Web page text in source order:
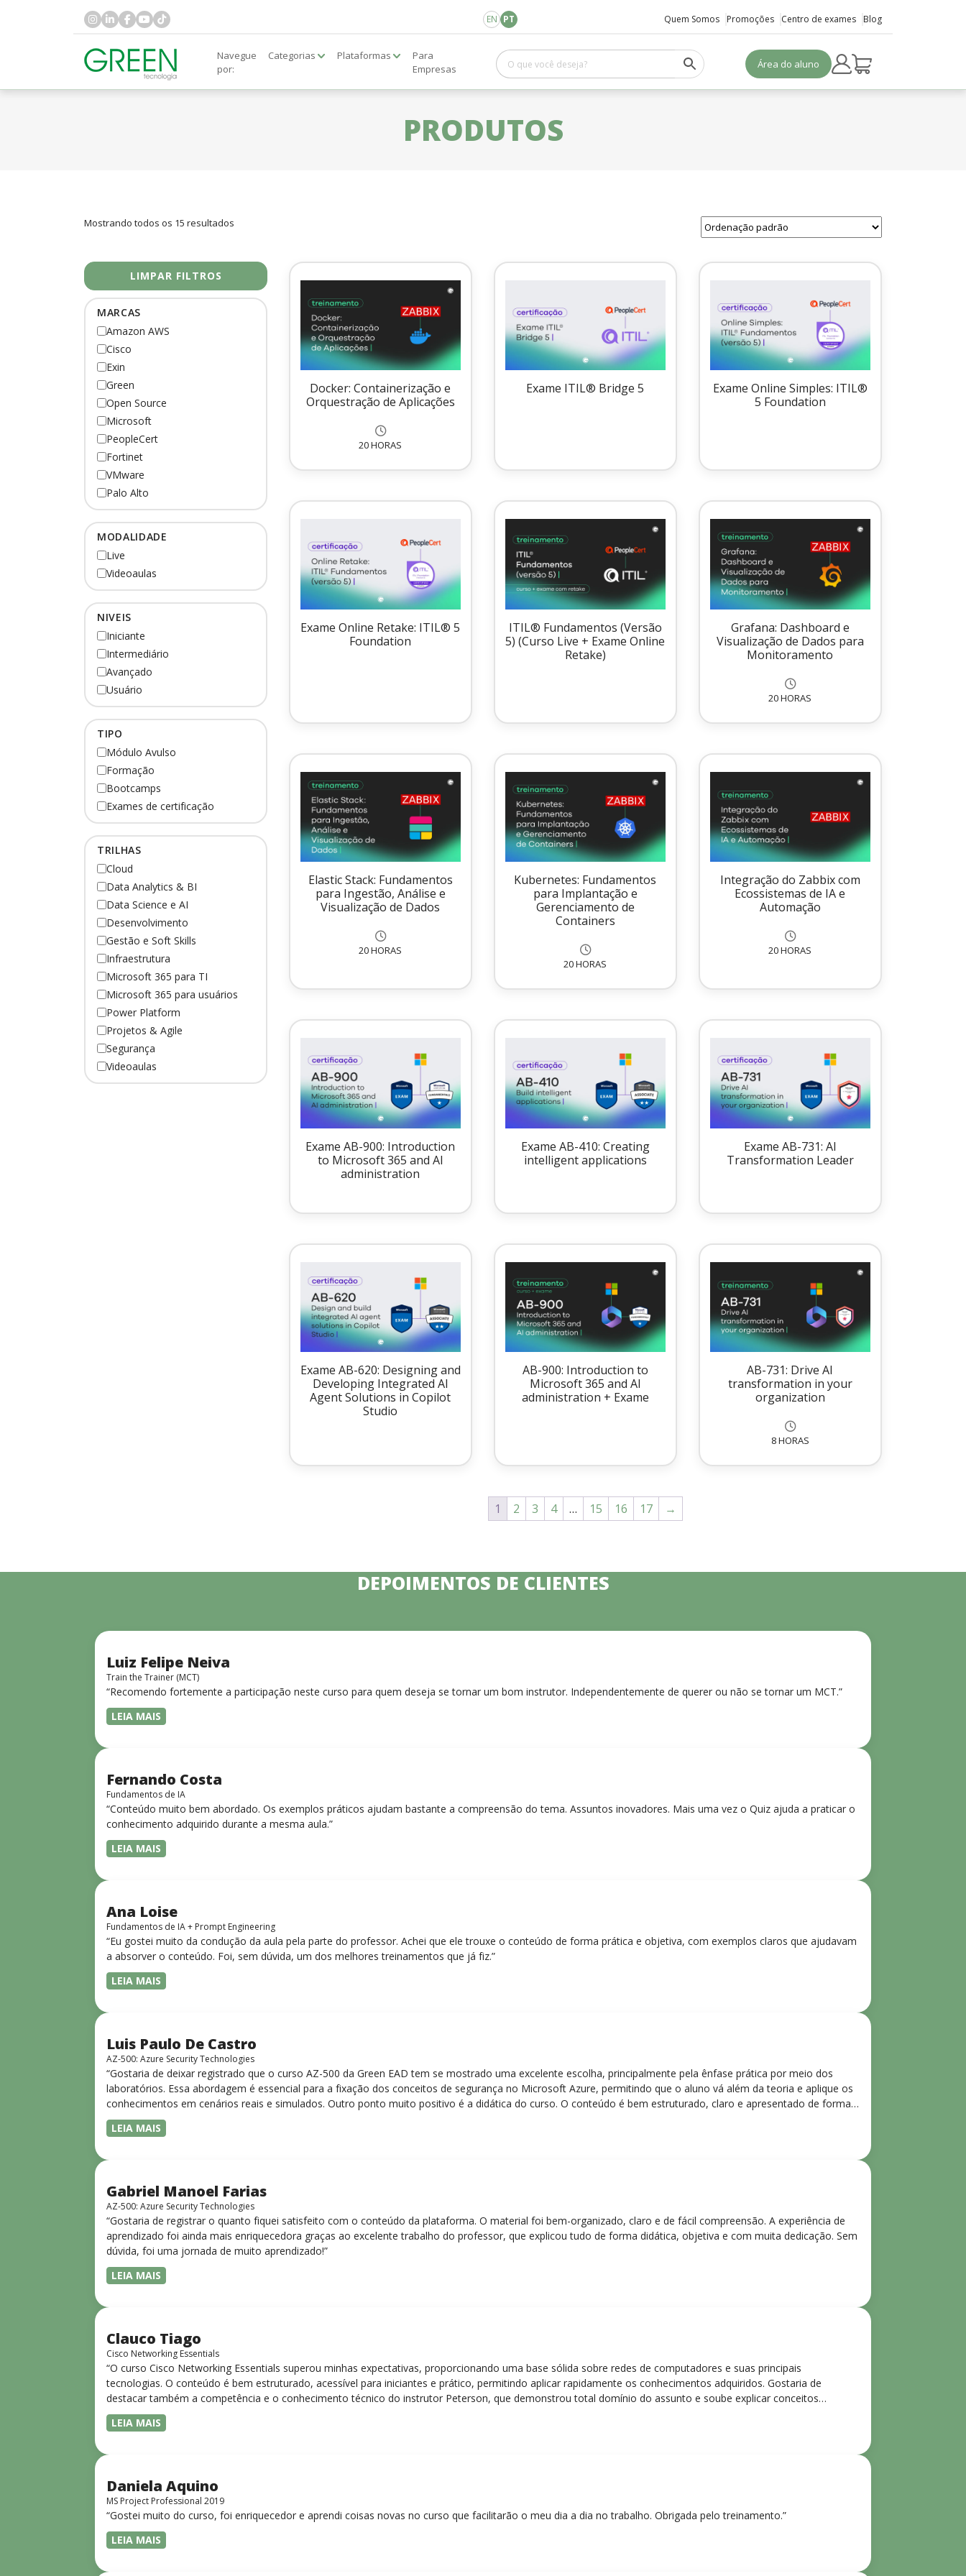
EN PT
Área do aluno
Quem Somos Promoções Centro de exames Blog
Navegue
por:
Categorias Plataformas
Para
Empresas
PRODUTOS
Mostrando todos os 15 resultados
LIMPAR FILTROS
MARCAS
Amazon AWS
Cisco
Exin
Green
Open Source
Microsoft
PeopleCert
Fortinet
VMware
Palo Alto
MODALIDADE
Live
Videoaulas
NIVEIS
Iniciante
Intermediário
Avançado
Usuário
TIPO
Módulo Avulso
Formação
Bootcamps
Exames de certificação
TRILHAS
Cloud
Data Analytics & BI
Data Science e AI
Desenvolvimento
Gestão e Soft Skills
Infraestrutura
Microsoft 365 para TI
Microsoft 365 para usuários
Power Platform
Projetos & Agile
Segurança
Videoaulas
Docker: Containerização e
Orquestração de Aplicações
20 HORAS
Exame ITIL® Bridge 5
Exame Online Simples: ITIL®
5 Foundation
Exame Online Retake: ITIL® 5
Foundation
ITIL® Fundamentos (Versão
5) (Curso Live + Exame Online
Retake)
Grafana: Dashboard e
Visualização de Dados para
Monitoramento
20 HORAS
Elastic Stack: Fundamentos
para Ingestão, Análise e
Visualização de Dados
20 HORAS
Kubernetes: Fundamentos
para Implantação e
Gerenciamento de
Containers
20 HORAS
Integração do Zabbix com
Ecossistemas de IA e
Automação
20 HORAS
Exame AB-900: Introduction
to Microsoft 365 and AI
administration
Exame AB-410: Creating
intelligent applications
Exame AB-731: AI
Transformation Leader
Exame AB-620: Designing and
Developing Integrated AI
Agent Solutions in Copilot
Studio
AB-900: Introduction to
Microsoft 365 and AI
administration + Exame
AB-731: Drive AI
transformation in your
organization
8 HORAS
1 2 3 4 … 15 16 17 →
DEPOIMENTOS DE CLIENTES
Luiz Felipe Neiva
Train the Trainer (MCT)
“Recomendo fortemente a participação neste curso para quem deseja se tornar um bom instrutor. Independentemente de querer ou não se tornar um MCT.”
LEIA MAIS
Fernando Costa
Fundamentos de IA
“Conteúdo muito bem abordado. Os exemplos práticos ajudam bastante a compreensão do tema. Assuntos inovadores. Mais uma vez o Quiz ajuda a praticar o
conhecimento adquirido durante a mesma aula.”
LEIA MAIS
Ana Loise
Fundamentos de IA + Prompt Engineering
“Eu gostei muito da condução da aula pela parte do professor. Achei que ele trouxe o conteúdo de forma prática e objetiva, com exemplos claros que ajudavam
a absorver o conteúdo. Foi, sem dúvida, um dos melhores treinamentos que já fiz.”
LEIA MAIS
Luis Paulo De Castro
AZ-500: Azure Security Technologies
“Gostaria de deixar registrado que o curso AZ-500 da Green EAD tem se mostrado uma excelente escolha, principalmente pela ênfase prática por meio dos
laboratórios. Essa abordagem é essencial para a fixação dos conceitos de segurança no Microsoft Azure, permitindo que o aluno vá além da teoria e aplique os
conhecimentos em cenários reais e simulados. Outro ponto muito positivo é a didática do curso. O conteúdo é bem estruturado, claro e apresentado de forma
progressiva, o que facilita o entendimento mesmo para quem não tem uma bagagem técnica muito avançada.”
LEIA MAIS
Gabriel Manoel Farias
AZ-500: Azure Security Technologies
“Gostaria de registrar o quanto fiquei satisfeito com o conteúdo da plataforma. O material foi bem-organizado, claro e de fácil compreensão. A experiência de
aprendizado foi ainda mais enriquecedora graças ao excelente trabalho do professor, que explicou tudo de forma didática, objetiva e com muita dedicação. Sem
dúvida, foi uma jornada de muito aprendizado!”
LEIA MAIS
Clauco Tiago
Cisco Networking Essentials
“O curso Cisco Networking Essentials superou minhas expectativas, proporcionando uma base sólida sobre redes de computadores e suas principais
tecnologias. O conteúdo é bem estruturado, acessível para iniciantes e prático, permitindo aplicar rapidamente os conhecimentos adquiridos. Gostaria de
destacar também a competência e o conhecimento técnico do instrutor Peterson, que demonstrou total domínio do assunto e soube explicar conceitos
complexos de forma clara e objetiva. Sua didática facilitou o aprendizado e tornou as aulas dinâmicas e envolventes. Recomendo o curso para todos que
desejam iniciar ou aprofundar seus conhecimentos em redes!”
LEIA MAIS
Daniela Aquino
MS Project Professional 2019
“Gostei muito do curso, foi enriquecedor e aprendi coisas novas no curso que facilitarão o meu dia a dia no trabalho. Obrigada pelo treinamento.”
LEIA MAIS